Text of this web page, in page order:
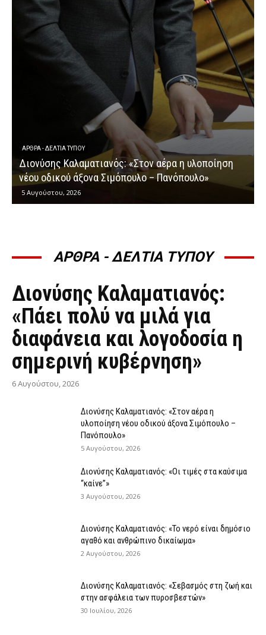
ΆΡΘΡΑ - ΔΕΛΤΊΑ ΤΎΠΟΥ
Διονύσης Καλαματιανός: «Στον αέρα η υλοποίηση
νέου οδικού άξονα Σιμόπουλο – Πανόπουλο»
5 Αυγούστου, 2026
ΑΡΘΡΑ - ΔΕΛΤΙΑ ΤΥΠΟΥ
ΆΡΘΡΑ - ΔΕΛΤΊΑ ΤΎΠΟΥ
Διονύσης Καλαματιανός:
«Πάει πολύ να μιλά για
διαφάνεια και λογοδοσία η
σημερινή κυβέρνηση»
6 Αυγούστου, 2026
Διονύσης Καλαματιανός: «Στον αέρα η
υλοποίηση νέου οδικού άξονα Σιμόπουλο –
Πανόπουλο»
5 Αυγούστου, 2026
Διονύσης Καλαματιανός: «Οι τιμές στα καύσιμα
“καίνε”»
3 Αυγούστου, 2026
Διονύσης Καλαματιανός: «Το νερό είναι δημόσιο
αγαθό και ανθρώπινο δικαίωμα»
2 Αυγούστου, 2026
Διονύσης Καλαματιανός: «Σεβασμός στη ζωή και
στην ασφάλεια των πυροσβεστών»
30 Ιουλίου, 2026